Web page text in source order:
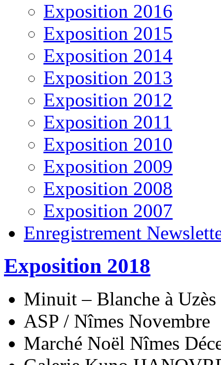
Exposition 2016
Exposition 2015
Exposition 2014
Exposition 2013
Exposition 2012
Exposition 2011
Exposition 2010
Exposition 2009
Exposition 2008
Exposition 2007
Enregistrement
Exposition 2018
Minuit – Blanche à Uzès
ASP / Nîmes Novembre
Marché Noël Nîmes